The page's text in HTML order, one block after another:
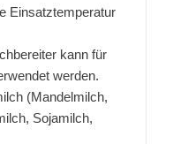
Einsatztemperatur
kann für
werden.
(Mandelmilch,
Sojamilch,